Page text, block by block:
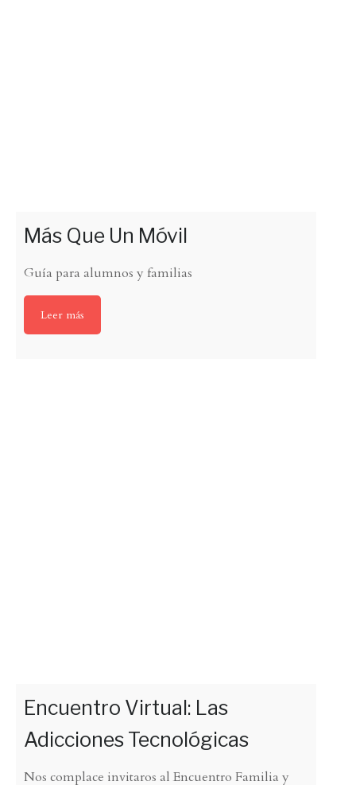
Más Que Un Móvil
Guía para alumnos y familias
Leer más
Encuentro Virtual: Las
Adicciones Tecnológicas
Nos complace invitaros al Encuentro Familia y